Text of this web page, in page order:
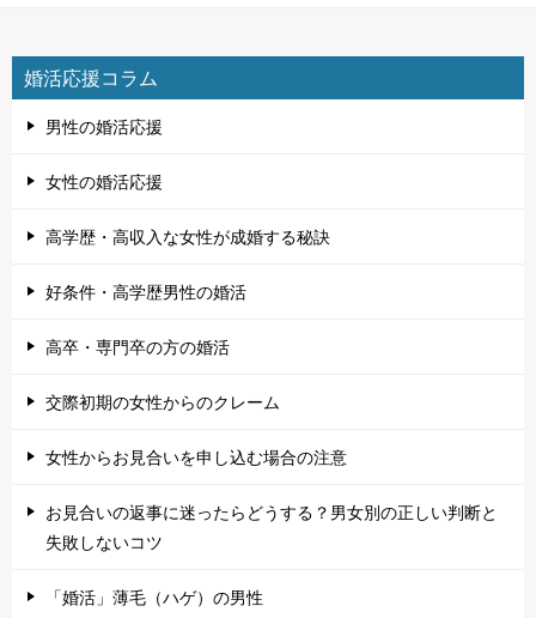
婚活応援コラム
男性の婚活応援
女性の婚活応援
高学歴・高収入な女性が成婚する秘訣
好条件・高学歴男性の婚活
高卒・専門卒の方の婚活
交際初期の女性からのクレーム
女性からお見合いを申し込む場合の注意
お見合いの返事に迷ったらどうする？男女別の正しい判断と
失敗しないコツ
「婚活」薄毛（ハゲ）の男性